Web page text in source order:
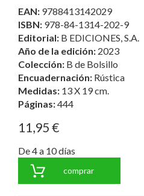
EAN: 9788413142029
ISBN: 978-84-1314-202-9
Editorial: B EDICIONES, S.A.
Año de la edición: 2023
Colección: B de Bolsillo
Encuadernación: Rústica
Medidas: 13 X 19 cm.
Páginas:444
11,95 €
De 4 a 10 días
comprar